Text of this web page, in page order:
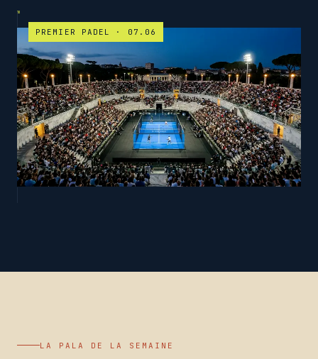
PREMIER PADEL · 07.06
LA PALA DE LA SEMAINE